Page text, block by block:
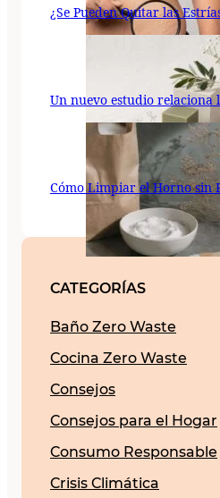
¿Se Pueden Quitar las
Un nuevo estudio relaciona
Cómo Limpiar el Horno sin
CATEGORÍAS
Baño Zero Waste
Cocina Zero Waste
Consejos
Consejos para el Hogar
Consumo Responsable
Crisis Climática